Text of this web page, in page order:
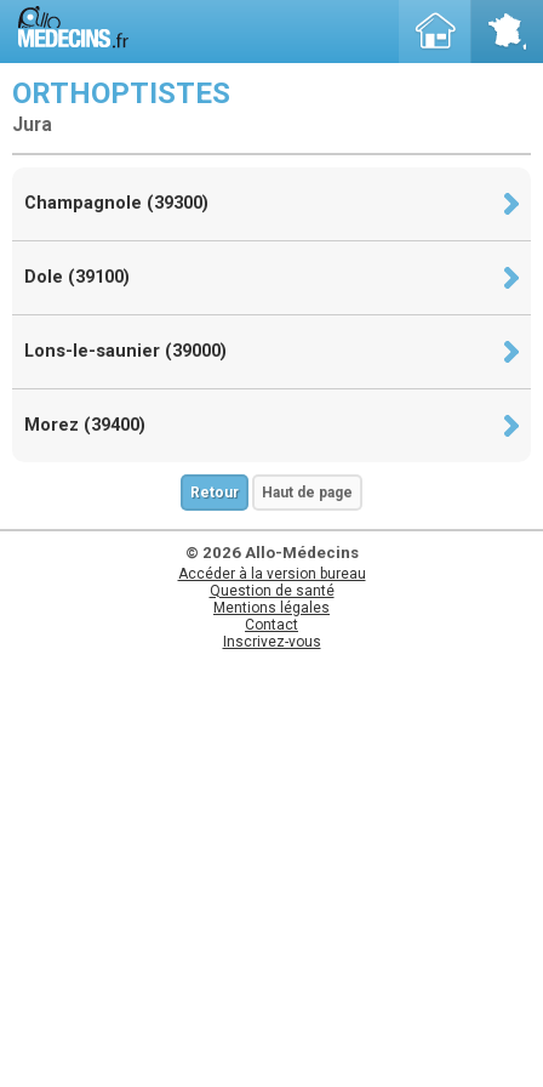
ORTHOPTISTES
Jura
Champagnole (39300)
Dole (39100)
Lons-le-saunier (39000)
Morez (39400)
Retour Haut de page
© 2026 Allo-Médecins
Accéder à la version bureau
Question de santé
Mentions légales
Contact
Inscrivez-vous